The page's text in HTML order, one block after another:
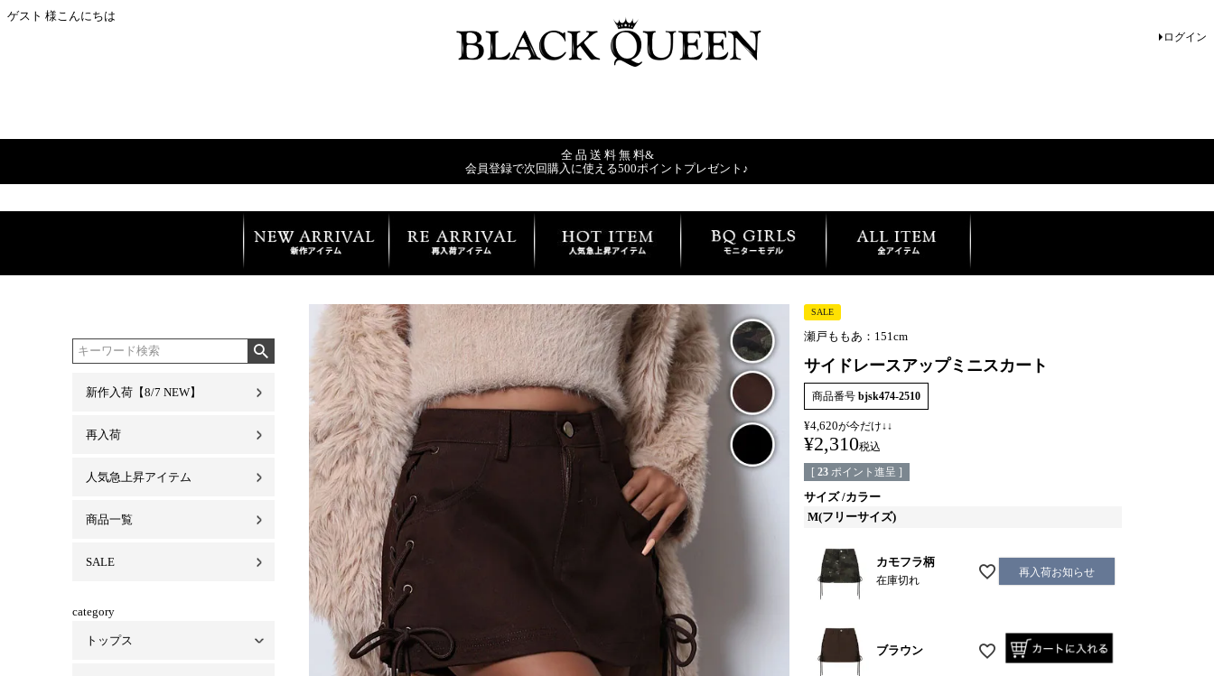
ゲスト 様こんにちは
ログイン
全 品 送 料 無 料&
会員登録で次回購入に使える500ポイントプレゼント♪
新作入荷【8/7 NEW】
再入荷
人気急上昇アイテム
商品一覧
SALE
category
トップス
SALE
瀬戸ももあ：151cm
サイドレースアップミニスカート
商品番号 bjsk474-2510
¥4,620が今だけ↓↓
¥2,310税込
[ 23 ポイント進呈 ]
サイズ カラー
M(フリーサイズ)
カモフラ柄
在庫切れ
再入荷お知らせ
ブラウン